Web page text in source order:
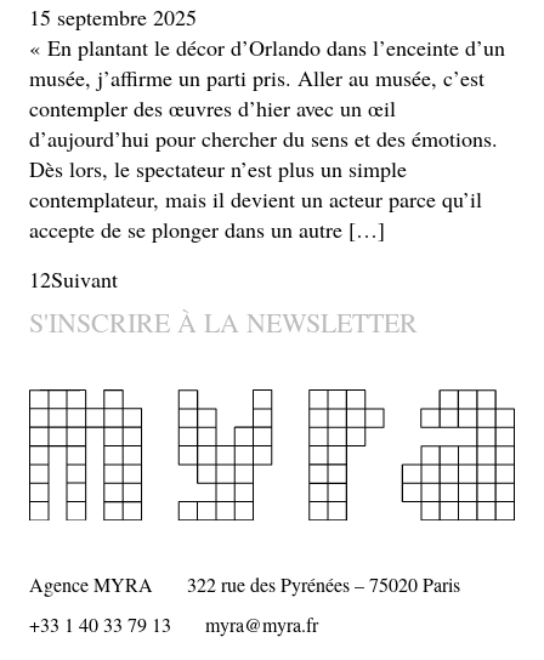
15 septembre 2025
« En plantant le décor d’Orlando dans l’enceinte d’un
musée, j’affirme un parti pris. Aller au musée, c’est
contempler des œuvres d’hier avec un œil
d’aujourd’hui pour chercher du sens et des émotions.
Dès lors, le spectateur n’est plus un simple
contemplateur, mais il devient un acteur parce qu’il
accepte de se plonger dans un autre […]
Pagination
des
12Suivant
S'INSCRIRE À LA NEWSLETTER
Agence MYRA
322 rue des Pyrénées – 75020 Paris
+33 1 40 33 79 13
myra@myra.fr